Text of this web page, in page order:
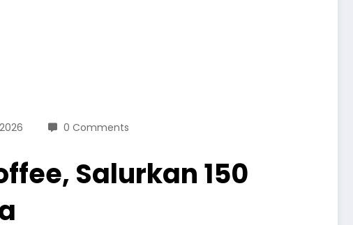
0 Comments
Salurkan 150